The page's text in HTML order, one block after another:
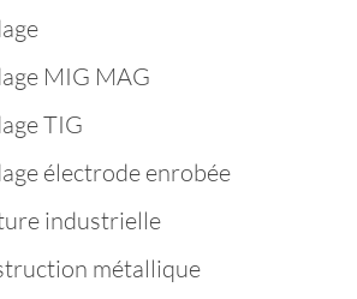
MIG MAG
TIG
électrode enrobée
industrielle
métallique